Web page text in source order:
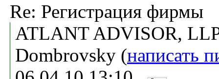
Re: Регистрация фирмы
ATLANT ADVISOR,
Dombrovsky (написать